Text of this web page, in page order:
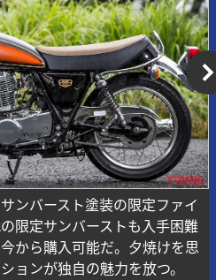
サンバースト塗装の限定ファイ
限定サンバーストも入手困難
から購入可能だ。夕焼けを思
ョンが独自の魅力を放つ。